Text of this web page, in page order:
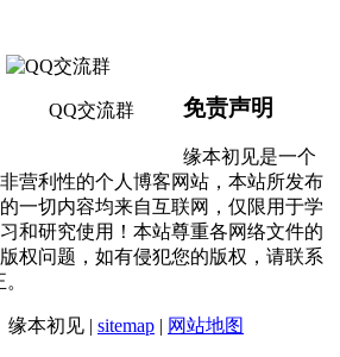
QQ交流群 免责声明
缘本初见是一个
非营利性的个人博客网站，本站所发布
的一切内容均来自互联网，仅限用于学
习和研究使用！本站尊重各网络文件的
版权问题，如有侵犯您的版权，请联系
缘本初见 | sitemap | 网站地图